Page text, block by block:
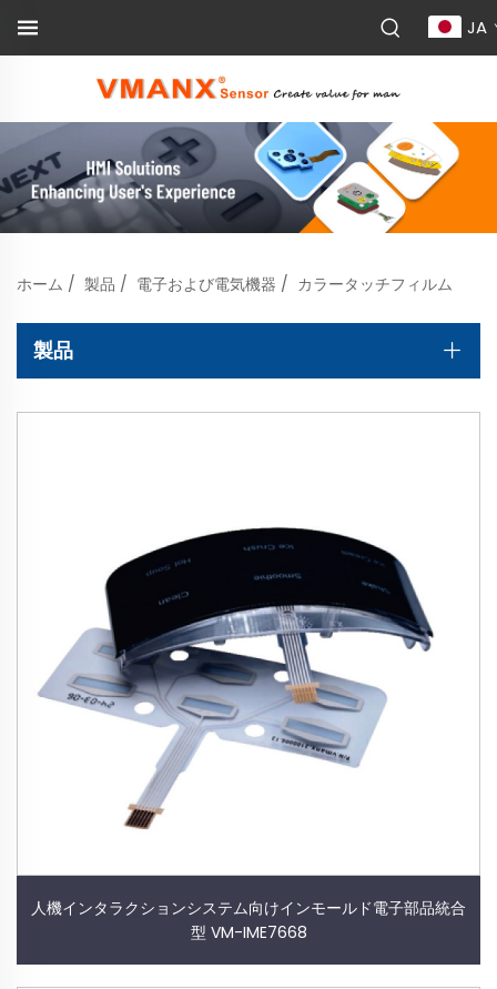
JA
ホーム / 製品 / 電子および電気機器 / カラータッチフィルム
製品
人機インタラクションシステム向けインモールド電子部品統合
型 VM-IME7668